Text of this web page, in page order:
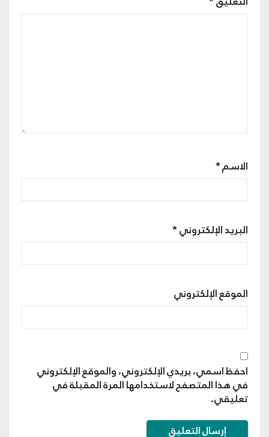
الاسم*
البريد الإلكتروني*
الموقع الإلكتروني
احفظ اسمي، بريدي الإلكتروني، والموقع الإلكتروني
في هذا المتصفح لاستخدامها المرة المقبلة في
تعليقي.